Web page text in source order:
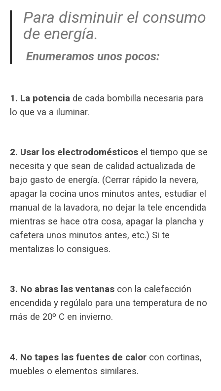
Para disminuir el consumo
de energía.
Enumeramos unos pocos:
1. La potencia de cada bombilla necesaria para
lo que va a iluminar.
2. Usar los electrodomésticos el tiempo que se
necesita y que sean de calidad actualizada de
bajo gasto de energía. (Cerrar rápido la nevera,
apagar la cocina unos minutos antes, estudiar el
manual de la lavadora, no dejar la tele encendida
mientras se hace otra cosa, apagar la plancha y
cafetera unos minutos antes, etc.) Si te
mentalizas lo consigues.
3. No abras las ventanas con la calefacción
encendida y regúlalo para una temperatura de no
más de 20º C en invierno.
4. No tapes las fuentes de calor con cortinas,
muebles o elementos similares.